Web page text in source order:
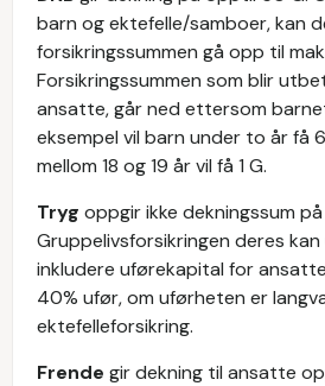
barn og ektefelle/samboer, kan
forsikringssummen gå opp til
Forsikringssummen som blir
ansatte, går ned ettersom
eksempel vil barn under to år få
mellom 18 og 19 år vil få 1 G.
Tryg oppgir ikke dekningssum
Gruppelivsforsikringen deres
inkludere uførekapital for
40% ufør, om uførheten er
ektefelleforsikring.
Frende gir dekning til ansatte